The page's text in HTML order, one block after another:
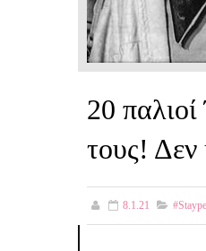
20
τους! Δεν
8.1.21